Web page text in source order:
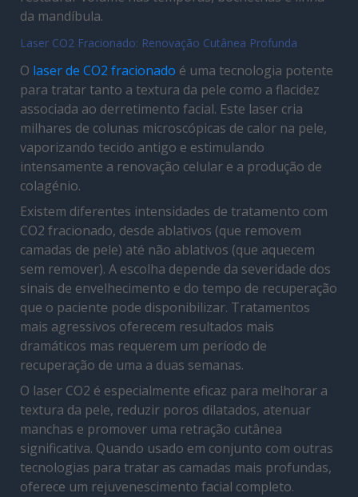
da mandíbula.
Laser CO2 Fracionado: Renovação Cutânea Profunda
O laser de CO2 fracionado é uma tecnologia potente
para tratar tanto a textura da pele como a flacidez
associada ao derretimento facial. Este laser cria
milhares de colunas microscópicas de calor na pele,
vaporizando tecido antigo e estimulando
intensamente a renovação celular e a produção de
colagénio.
Existem diferentes intensidades de tratamento com
CO2 fracionado, desde ablativos (que removem
camadas de pele) até não ablativos (que aquecem
sem remover). A escolha depende da severidade dos
sinais de envelhecimento e do tempo de recuperação
que o paciente pode disponibilizar. Tratamentos
mais agressivos oferecem resultados mais
dramáticos mas requerem um período de
recuperação de uma a duas semanas.
O laser CO2 é especialmente eficaz para melhorar a
textura da pele, reduzir poros dilatados, atenuar
manchas e promover uma retração cutânea
significativa. Quando usado em conjunto com outras
tecnologias para tratar as camadas mais profundas,
oferece um rejuvenescimento facial completo.